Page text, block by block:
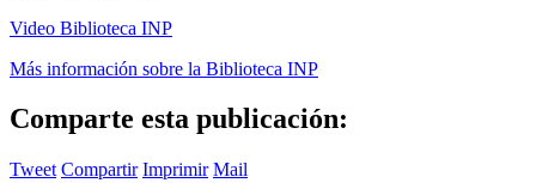
Video Biblioteca INP
Más información sobre la Biblioteca INP
Comparte esta publicación:
Tweet Compartir Imprimir Mail